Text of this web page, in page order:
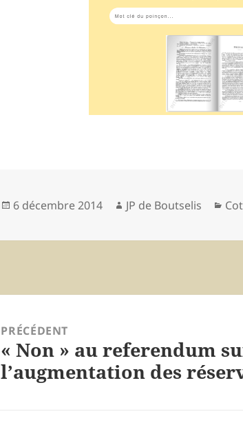
Publié
6 décembre 2014 Auteur
JP de Boutselis
PRÉCÉDENT
Article
précédent :
« Non » au referendum
l’augmentation des